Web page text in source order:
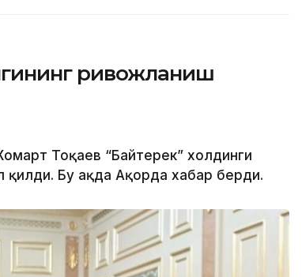
ривожланиш
Тоқаев “Байтерек” холдинги
Бу ҳақда Ақорда хабар берди.